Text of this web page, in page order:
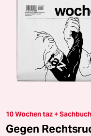
10 Wochen taz +
Gegen